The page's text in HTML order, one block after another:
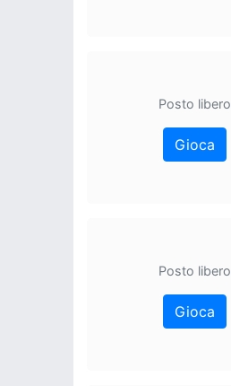
Posto libero
Gioca
Posto libero
Gioca